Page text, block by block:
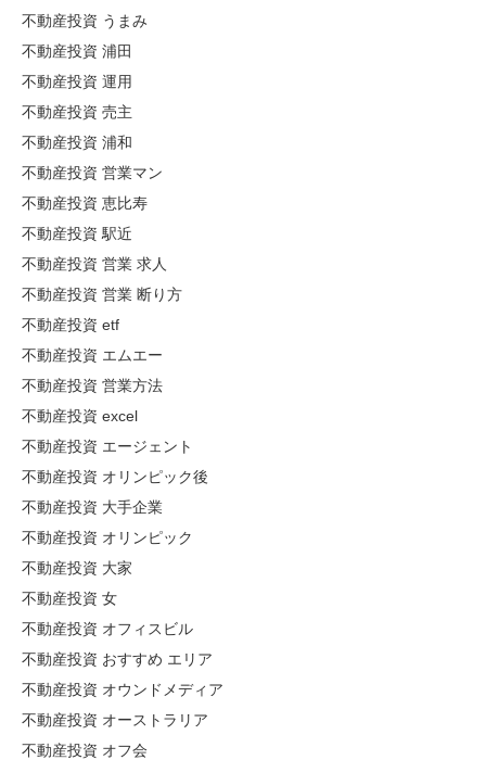
不動産投資 うまみ
不動産投資 浦田
不動産投資 運用
不動産投資 売主
不動産投資 浦和
不動産投資 営業マン
不動産投資 恵比寿
不動産投資 駅近
不動産投資 営業 求人
不動産投資 営業 断り方
不動産投資 etf
不動産投資 エムエー
不動産投資 営業方法
不動産投資 excel
不動産投資 エージェント
不動産投資 オリンピック後
不動産投資 大手企業
不動産投資 オリンピック
不動産投資 大家
不動産投資 女
不動産投資 オフィスビル
不動産投資 おすすめ エリア
不動産投資 オウンドメディア
不動産投資 オーストラリア
不動産投資 オフ会